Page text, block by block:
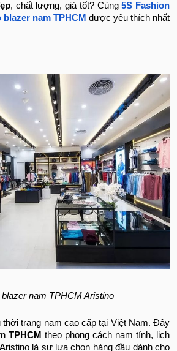
, chất lượng, giá tốt? Cùng5S Fashion
blazer nam TPHCM được yêu thích nhất
blazer nam TPHCM Aristino
trang nam cao cấp tại Việt Nam. Đây
TPHCM theo phong cách nam tính, lịch
là sự lựa chọn hàng đầu dành cho